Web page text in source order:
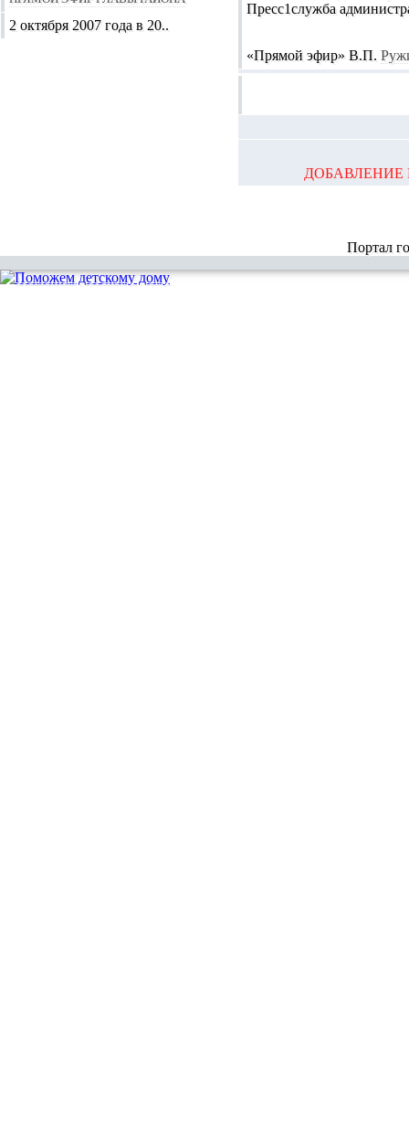
Пресс1служба
«Прямой эфир» В.П.
ДОБАВЛЕНИЕ
2 октября 2007 года в 20..
Портал